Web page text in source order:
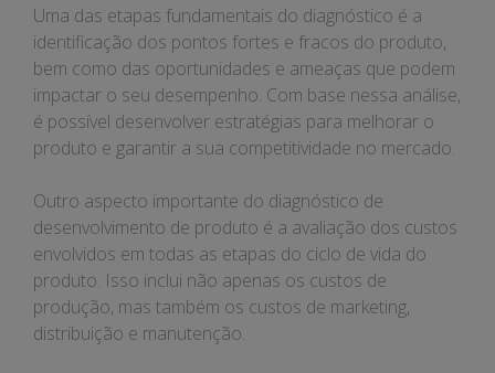
Uma das etapas fundamentais do diagnóstico é a
identificação dos pontos fortes e fracos do produto,
bem como das oportunidades e ameaças que podem
impactar o seu desempenho. Com base nessa análise,
é possível desenvolver estratégias para melhorar o
produto e garantir a sua competitividade no mercado.
Outro aspecto importante do diagnóstico de
desenvolvimento de produto é a avaliação dos custos
envolvidos em todas as etapas do ciclo de vida do
produto. Isso inclui não apenas os custos de
produção, mas também os custos de marketing,
distribuição e manutenção.